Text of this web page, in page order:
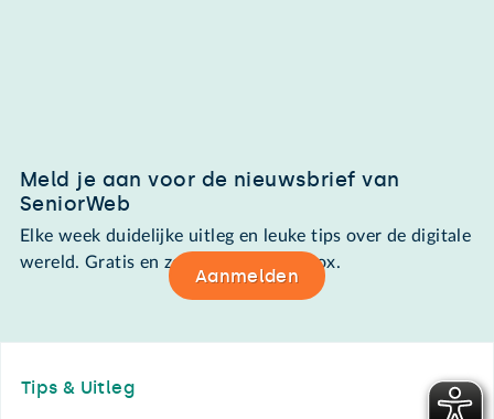
Meld je aan voor de nieuwsbrief van
SeniorWeb
Elke week duidelijke uitleg en leuke tips over de digitale
wereld. Gratis en zomaar in de mailbox.
Aanmelden
Tips & Uitleg